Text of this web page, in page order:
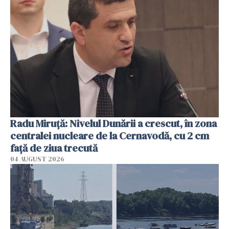
Radu Miruţă: Nivelul Dunării a crescut, în zona
centralei nucleare de la Cernavodă, cu 2 cm
faţă de ziua trecută
04 AUGUST 2026